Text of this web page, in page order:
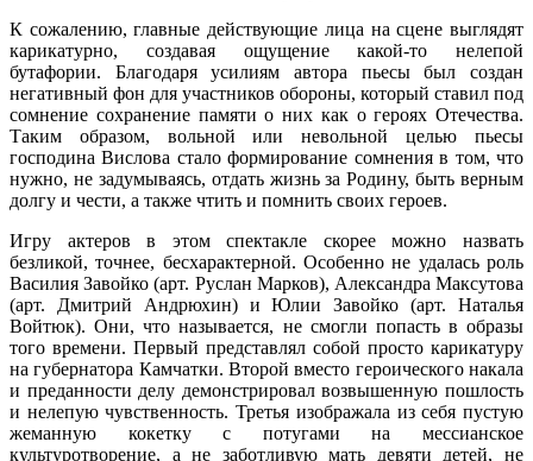
К сожалению, главные действующие лица на сцене выглядят
карикатурно, создавая ощущение какой-то нелепой
бутафории. Благодаря усилиям автора пьесы был создан
негативный фон для участников обороны, который ставил под
сомнение сохранение памяти о них как о героях Отечества.
Таким образом, вольной или невольной целью пьесы
господина Вислова стало формирование сомнения в том, что
нужно, не задумываясь, отдать жизнь за Родину, быть верным
долгу и чести, а также чтить и помнить своих героев.
Игру актеров в этом спектакле скорее можно назвать
безликой, точнее, бесхарактерной. Особенно не удалась роль
Василия Завойко (арт. Руслан Марков), Александра Максутова
(арт. Дмитрий Андрюхин) и Юлии Завойко (арт. Наталья
Войтюк). Они, что называется, не смогли попасть в образы
того времени. Первый представлял собой просто карикатуру
на губернатора Камчатки. Второй вместо героического накала
и преданности делу демонстрировал возвышенную пошлость
и нелепую чувственность. Третья изображала из себя пустую
жеманную кокетку с потугами на мессианское
культуротворение, а не заботливую мать девяти детей, не